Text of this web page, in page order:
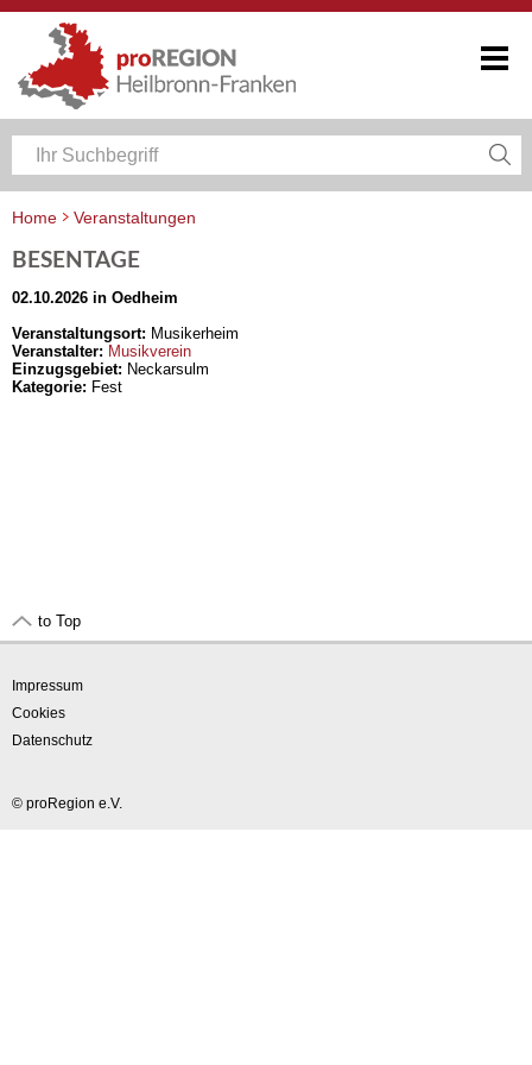
Home
Veranstaltungen
BESENTAGE
02.10.2026 in Oedheim
Veranstaltungsort: Musikerheim
Veranstalter: Musikverein
Einzugsgebiet: Neckarsulm
Kategorie: Fest
to Top
Impressum
Cookies
Datenschutz
© proRegion e.V.